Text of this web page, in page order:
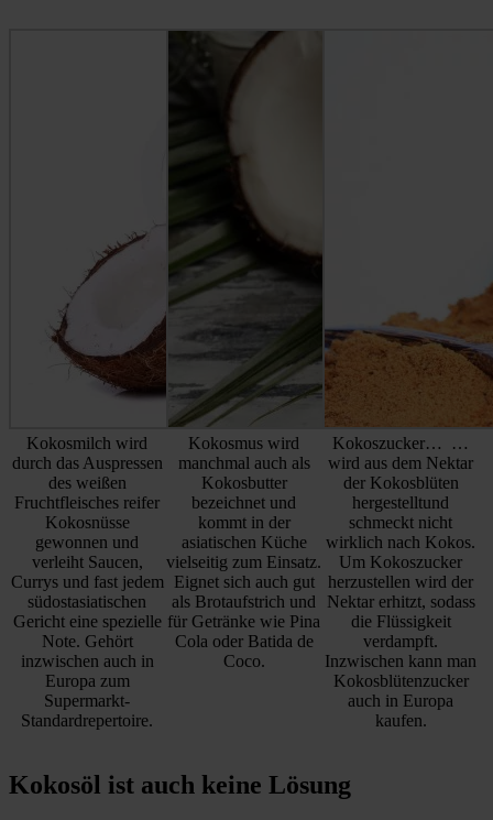
Kokosmilch wird
durch das Auspressen
des weißen
Fruchtfleisches reifer
Kokosnüsse
gewonnen und
verleiht Saucen,
Currys und fast jedem
südostasiatischen
Gericht eine spezielle
Note. Gehört
inzwischen auch in
Europa zum
Supermarkt-
Standardrepertoire.
Kokosmus wird
manchmal auch als
Kokosbutter
bezeichnet und
kommt in der
asiatischen Küche
vielseitig zum Einsatz.
Eignet sich auch gut
als Brotaufstrich und
für Getränke wie Pina
Cola oder Batida de
Coco.
Kokoszucker… …
wird aus dem Nektar
der Kokosblüten
hergestelltund
schmeckt nicht
wirklich nach Kokos.
Um Kokoszucker
herzustellen wird der
Nektar erhitzt, sodass
die Flüssigkeit
verdampft.
Inzwischen kann man
Kokosblütenzucker
auch in Europa
kaufen.
Kokosöl ist auch keine Lösung